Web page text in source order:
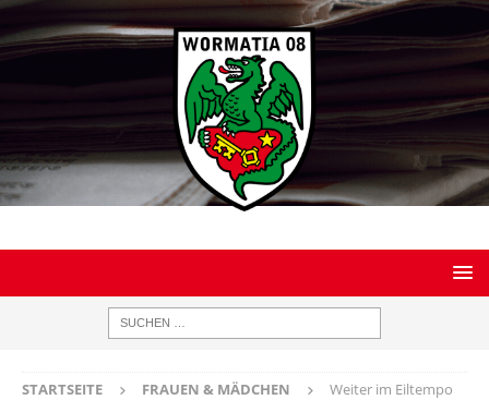
STARTSEITE FRAUEN & MÄDCHEN
Weiter im Eiltempo